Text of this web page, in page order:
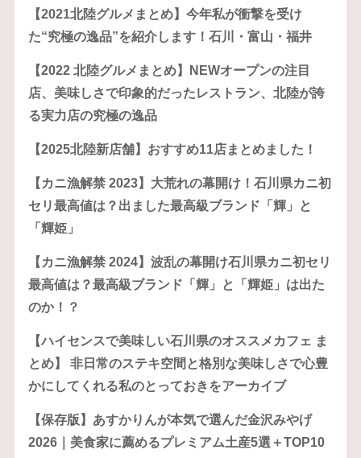
【2021北陸グルメまとめ】今年私が衝撃を受け
た“究極の逸品”を紹介します！石川・富山・福井
【2022 北陸グルメまとめ】NEWオープンの注目
店、美味しさで印象的だったレストラン、北陸が誇
る実力店の究極の逸品
【2025北陸新店舗】おすすめ11店まとめました！
【カニ漁解禁 2023】大荒れの幕開け！石川県カニ初
セリ最高値は？出ました最高級ブランド「輝」と
「輝姫」
【カニ漁解禁 2024】波乱の幕開け石川県カニ初セリ
最高値は？最高級ブランド「輝」と「輝姫」は出た
のか！？
【ハイセンスで美味しい石川県のオススメカフェ ま
とめ】 非日常のステキ空間と格別な美味しさで心豊
かにしてくれる私のとっておきをアーカイブ
【保存版】あすかりんが本気で選んだ金沢みやげ
2026｜美食家に薦めるプレミアム土産5選＋TOP10